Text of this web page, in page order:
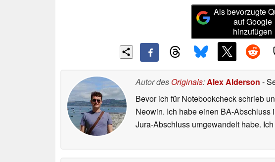
Als bevorzugte
auf Google
hinzufügen
Autor des Originals:Alex Alderson -
Bevor ich für Notebookcheck schrieb
Neowin. Ich habe einen BA-
Jura-Abschluss umgewandelt habe.